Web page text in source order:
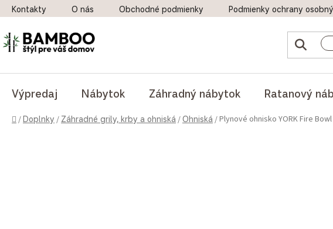
Prejsť na obsah
Kontakty O nás Obchodné podmienky Podmienky ochrany
Výpredaj Nábytok Záhradný nábytok Ratanový
Domov
/Doplnky / Záhradné grily, krby a ohniská /Ohniská /Plynové ohnisko YORK Fire Bowl